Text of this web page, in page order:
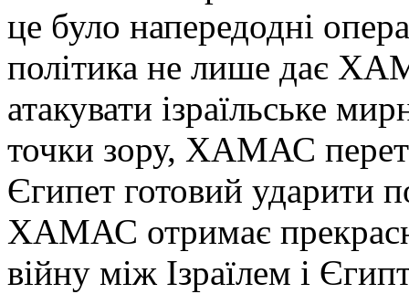
це було напередодні
політика не лише дає
атакувати ізраїльське
точки зору, ХАМАС
Єгипет готовий ударити
ХАМАС отримає
війну між Ізраїлем і